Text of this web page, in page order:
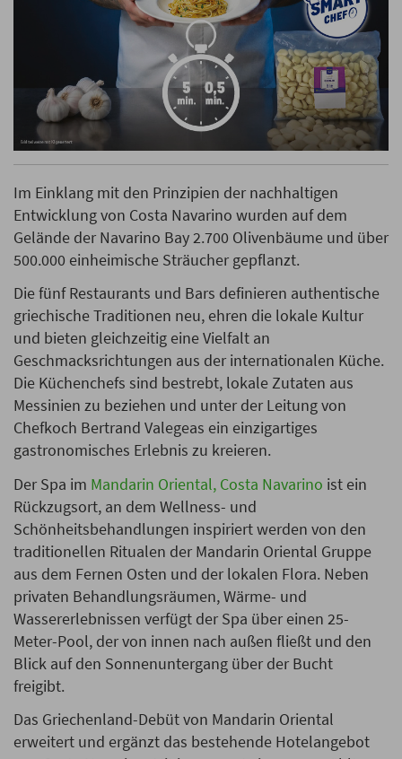
Im Einklang mit den Prinzipien der nachhaltigen
Entwicklung von Costa Navarino wurden auf dem
Gelände der Navarino Bay 2.700 Olivenbäume und über
500.000 einheimische Sträucher gepflanzt.
Die fünf Restaurants und Bars definieren authentische
griechische Traditionen neu, ehren die lokale Kultur
und bieten gleichzeitig eine Vielfalt an
Geschmacksrichtungen aus der internationalen Küche.
Die Küchenchefs sind bestrebt, lokale Zutaten aus
Messinien zu beziehen und unter der Leitung von
Chefkoch Bertrand Valegeas ein einzigartiges
gastronomisches Erlebnis zu kreieren.
Der Spa im Mandarin Oriental, Costa Navarino ist ein
Rückzugsort, an dem Wellness- und
Schönheitsbehandlungen inspiriert werden von den
traditionellen Ritualen der Mandarin Oriental Gruppe
aus dem Fernen Osten und der lokalen Flora. Neben
privaten Behandlungsräumen, Wärme- und
Wassererlebnissen verfügt der Spa über einen 25-
Meter-Pool, der von innen nach außen fließt und den
Blick auf den Sonnenuntergang über der Bucht
freigibt.
Das Griechenland-Debüt von Mandarin Oriental
erweitert und ergänzt das bestehende Hotelangebot